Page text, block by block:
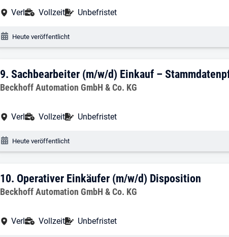
Arbeitsort:
Verl Anstellungsart:
Vollzeit Befristung:
Unbefristet
Veröffentlichungsdatum:
Heute veröffentlicht
9. Ergebnis: ​Sachbearbeiter (m/w/d)
9.​Sachbearbeiter (m/w/d) Einkauf –
Arbeitgeber:
Beckhoff Automation GmbH & Co. KG
Arbeitsort:
Verl Anstellungsart:
Vollzeit Befristung:
Unbefristet
Veröffentlichungsdatum:
Heute veröffentlicht
10. Ergebnis: ​Operativer Einkäufer (m/
10. ​Operativer Einkäufer (m/w/d) Disposition
Arbeitgeber:
Beckhoff Automation GmbH & Co. KG
Arbeitsort:
Verl Anstellungsart:
Vollzeit Befristung:
Unbefristet